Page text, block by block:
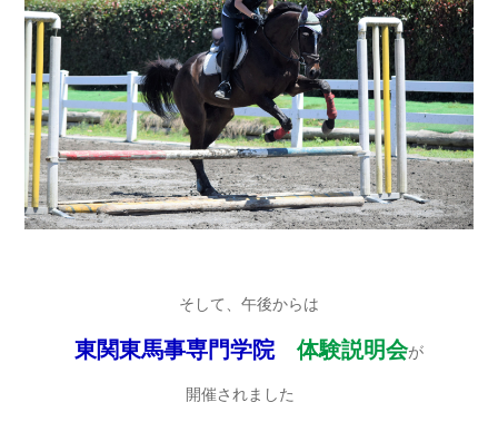
そして、午後からは
東関東馬事専門学院 体験説明会が
開催されました